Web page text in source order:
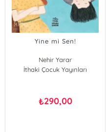
Yine mi Sen!
Nehir Yarar
İthaki Çocuk Yayınları
₺290,00